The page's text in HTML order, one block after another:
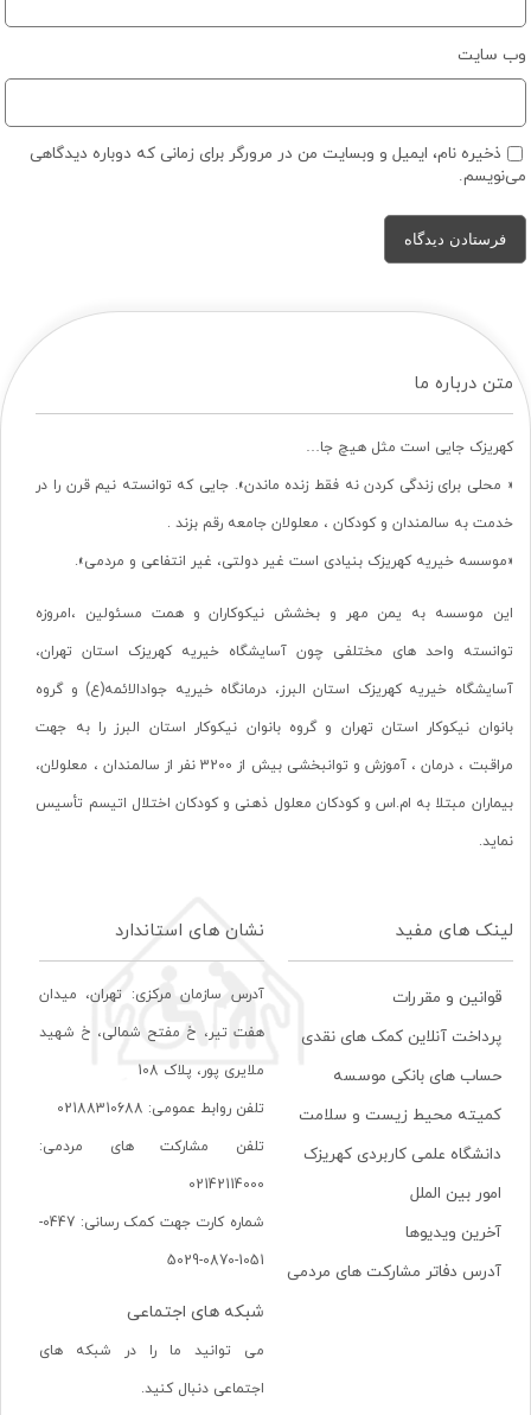
وب‌ سایت
ذخیره نام، ایمیل و وبسایت من در مرورگر برای زمانی که دوباره دیدگاهی
می‌نویسم.
متن درباره ما
کهریزک جایی است مثل هیچ جا…
« محلی برای زندگی کردن نه فقط زنده ماندن». جایی که توانسته نیم قرن را در
خدمت به سالمندان و کودکان ، معلولان جامعه رقم بزند .
«موسسه خیریه کهریزک بنیادی است غیر دولتی، غیر انتفاعی و مردمی».
این موسسه به یمن مهر و بخشش نیکوکاران و همت مسئولین ،امروزه
توانسته واحد های مختلفی چون آسایشگاه خیریه کهریزک استان تهران،
آسایشگاه خیریه کهریزک استان البرز، درمانگاه خیریه جوادالائمه(ع) و گروه
بانوان نیکوکار استان تهران و گروه بانوان نیکوکار استان البرز را به جهت
مراقبت ، درمان ، آموزش و توانبخشی بیش از 3200 نفر از سالمندان ، معلولان،
بیماران مبتلا به ام.اس و کودکان معلول ذهنی و کودکان اختلال اتیسم تأسیس
نماید.
لینک های مفید
قوانین و مقررات
پرداخت آنلاین کمک های نقدی
حساب های بانکی موسسه
کمیته محیط زیست و سلامت
دانشگاه علمی کاربردی کهریزک
امور بین الملل
آخرین ویدیوها
آدرس دفاتر مشارکت های مردمی
نشان های استاندارد
آدرس سازمان مرکزی: تهران، ميدان
هفت تير، خ مفتح شمالی، خ شهيد
ملايری پور، پلاک 108
تلفن روابط عمومی: 02188310688
تلفن مشارکت های مردمی:
02142114000
شماره کارت جهت کمک رسانی: 0447-
1051-0870-5029
شبکه های اجتماعی
می توانید ما را در شبکه های
اجتماعی دنبال کنید.